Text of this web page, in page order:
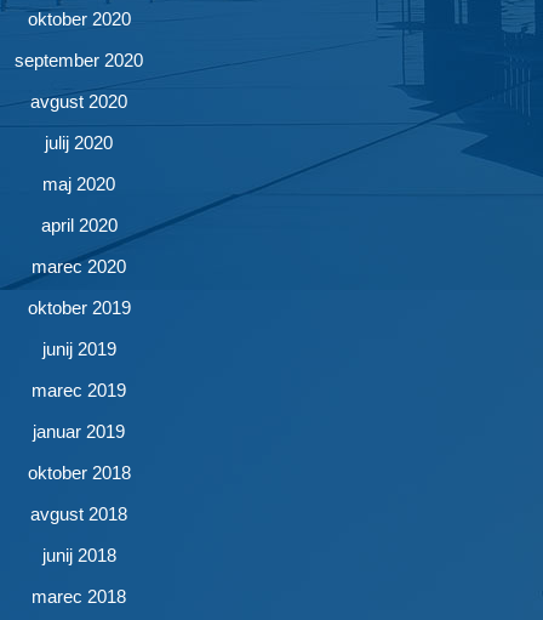
oktober 2020
september 2020
avgust 2020
julij 2020
maj 2020
april 2020
marec 2020
oktober 2019
junij 2019
marec 2019
januar 2019
oktober 2018
avgust 2018
junij 2018
marec 2018